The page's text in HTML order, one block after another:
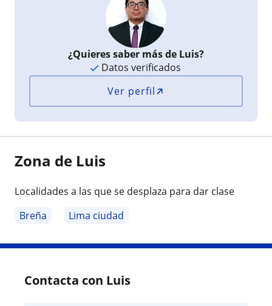
¿Quieres saber más de Luis?
Datos verificados
Ver perfil
Zona de Luis
Localidades a las que se desplaza para dar clase
Breña
Lima ciudad
Contacta con Luis